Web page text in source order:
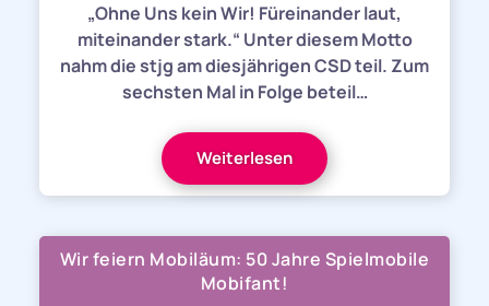
„Ohne Uns kein Wir! Füreinander laut,
miteinander stark.“ Unter diesem Motto
nahm die stjg am diesjährigen CSD teil. Zum
sechsten Mal in Folge beteil…
Weiterlesen
Wir feiern Mobiläum: 50 Jahre Spielmobile
Mobifant!